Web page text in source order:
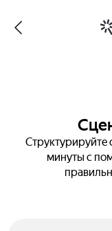
Структурируйте
минуты с